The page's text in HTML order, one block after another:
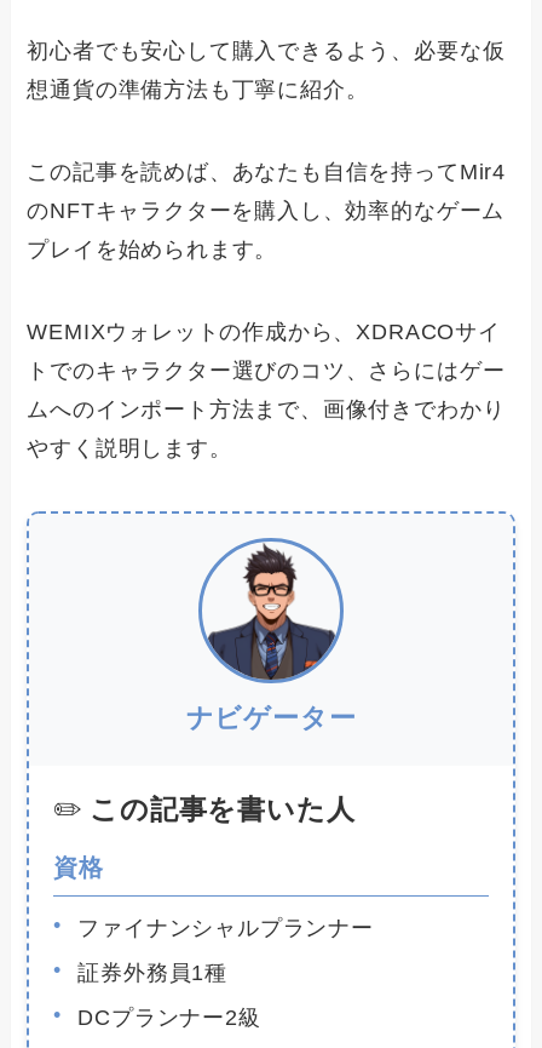
初心者でも安心して購入できるよう、必要な仮
想通貨の準備方法も丁寧に紹介。
この記事を読めば、あなたも自信を持ってMir4
のNFTキャラクターを購入し、効率的なゲーム
プレイを始められます。
WEMIXウォレットの作成から、XDRACOサイ
トでのキャラクター選びのコツ、さらにはゲー
ムへのインポート方法まで、画像付きでわかり
やすく説明します。
ナビゲーター
この記事を書いた人
資格
ファイナンシャルプランナー
証券外務員1種
DCプランナー2級